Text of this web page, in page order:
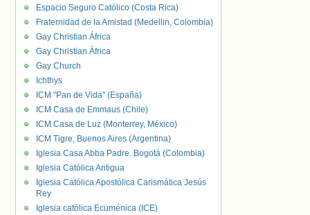
Espacio Seguro Católico (Costa Rica)
Fraternidad de la Amistad (Medellin, Colombia)
Gay Christian África
Gay Christian África
Gay Church
Ichthys
ICM "Pan de Vida" (España)
ICM Casa de Emmaus (Chile)
ICM Casa de Luz (Monterrey, México)
ICM Tigre, Buenos Aires (Argentina)
Iglesia Casa Abba Padre. Bogotá (Colombia)
Iglesia Católica Antigua
Iglesia Católica Apostólica Carismática Jesús
Rey
Iglesia católica Ecuménica (ICE)